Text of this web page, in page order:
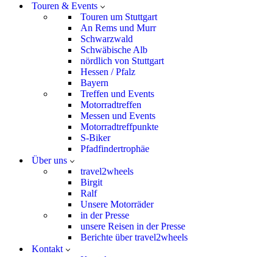
Touren & Events
Touren um Stuttgart
An Rems und Murr
Schwarzwald
Schwäbische Alb
nördlich von Stuttgart
Hessen / Pfalz
Bayern
Treffen und Events
Motorradtreffen
Messen und Events
Motorradtreffpunkte
S-Biker
Pfadfindertrophäe
Über uns
travel2wheels
Birgit
Ralf
Unsere Motorräder
in der Presse
unsere Reisen in der Presse
Berichte über travel2wheels
Kontakt